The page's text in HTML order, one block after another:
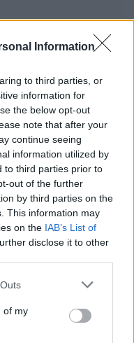
Information
to third parties, or
information for
the below opt-out
note that after your
continue seeing
information utilized by
to third parties prior to
out of the further
by third parties on the
This information may
on the IAB’s List of
disclose it to other
of my